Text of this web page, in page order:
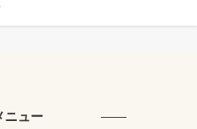
ニュー